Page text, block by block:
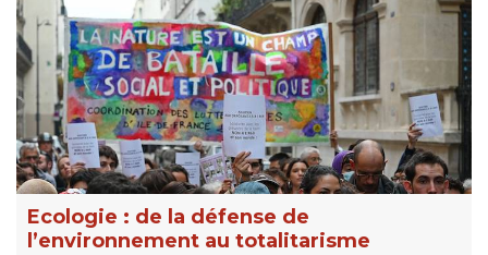
Ecologie : de la défense de
l’environnement au totalitarisme